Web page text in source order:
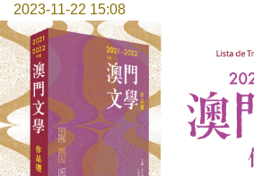
2023-11-22 15:08